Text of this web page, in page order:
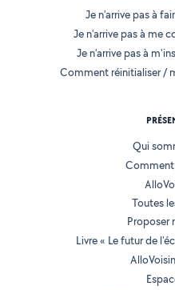
Je n'arrive pas à
Je n'arrive pas à me
Je n'arrive pas à
Comment réinitialiser /
Qui
Comment
Toutes
Proposer
Livre « Le futur de